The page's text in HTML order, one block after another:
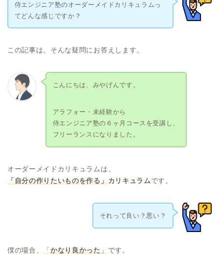
侍エンジニア塾のオーダーメイドカリキュラムっ
てどんな感じですか？
この記事は、そんな疑問にお答えします。
こんにちは、みやげんです。
アラフォー・未経験から
侍エンジニア塾の６ヶ月コースを受講し、
フリーランスになりました。
オーダーメイドカリキュラムは、
「自分の作りたいものを作る」 カリキュラム です。
それって良い？悪い？
僕の場合、 「かなり良かった 」 です。